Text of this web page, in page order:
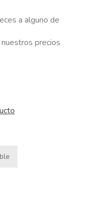
a alguno de
precios